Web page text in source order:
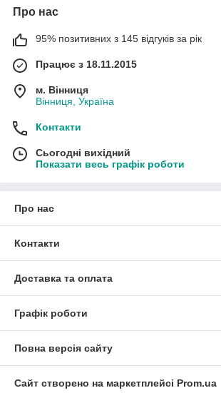
Про нас
95% позитивних з 145 відгуків за рік
Працює з 18.11.2015
м. Вінниця
Вінниця, Україна
Контакти
Сьогодні вихідний
Показати весь графік роботи
Про нас
Контакти
Доставка та оплата
Графік роботи
Повна версія сайту
Сайт створено на маркетплейсі Prom.ua